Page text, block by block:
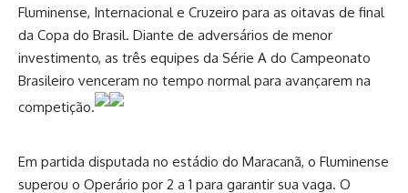
Fluminense, Internacional e Cruzeiro para as oitavas de final
da Copa do Brasil. Diante de adversários de menor
investimento, as três equipes da Série A do Campeonato
Brasileiro venceram no tempo normal para avançarem na
competição.
Em partida disputada no estádio do Maracanã, o Fluminense
superou o Operário por 2 a 1 para garantir sua vaga. O